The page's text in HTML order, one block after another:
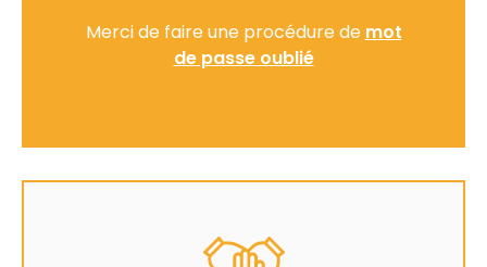
Merci de faire une procédure de mot
de passe oublié